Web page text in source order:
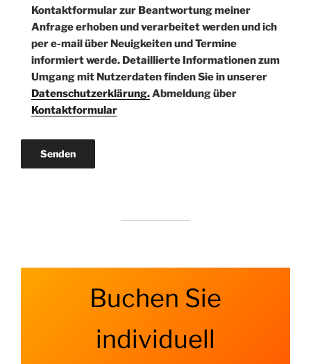
Kontaktformular zur Beantwortung meiner
Anfrage erhoben und verarbeitet werden und ich
per e-mail über Neuigkeiten und Termine
informiert werde. Detaillierte Informationen zum
Umgang mit Nutzerdaten finden Sie in unserer
Datenschutzerklärung.Abmeldung über
Kontaktformular
Buchen Sie
individuell